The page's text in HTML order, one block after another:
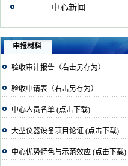
中心新闻
申报材料
验收审计报告（右击另存为）
验收申请表（右击另存为）
中心人员名单 (点击下载)
大型仪器设备项目论证 (点击下载)
中心优势特色与示范效应 (点击下载)